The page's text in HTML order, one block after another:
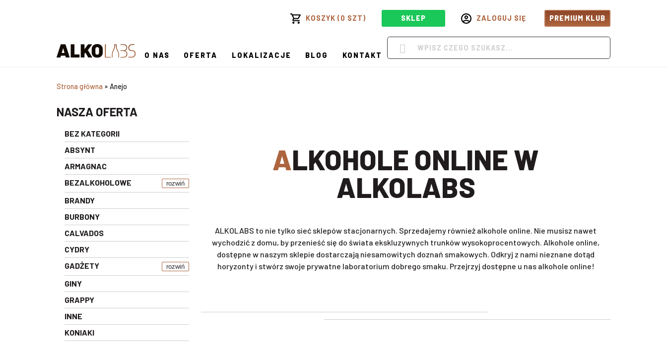
KOSZYK (0 SZT) SKLEP ZALOGUJ SIĘ PREMIUM KLUB
O NAS OFERTA LOKALIZACJE BLOG KONTAKT
Strona główna » Anejo
NASZA OFERTA
BEZ KATEGORII
ABSYNT
ARMAGNAC
BEZALKOHOLOWE
rozwiń
BRANDY
BURBONY
CALVADOS
CYDRY
GADŻETY
rozwiń
GINY
GRAPPY
INNE
KONIAKI
ALKOHOLE ONLINE W
ALKOLABS
ALKOLABS to nie tylko sieć sklepów stacjonarnych. Sprzedajemy również alkohole online. Nie musisz nawet
wychodzić z domu, by przenieść się do świata ekskluzywnych trunków wysokoprocentowych. Alkohole online,
dostępne w naszym sklepie dostarczają niesamowitych doznań smakowych. Odkryj z nami nieznane dotąd
horyzonty i stwórz swoje prywatne laboratorium dobrego smaku. Przejrzyj dostępne u nas alkohole online!